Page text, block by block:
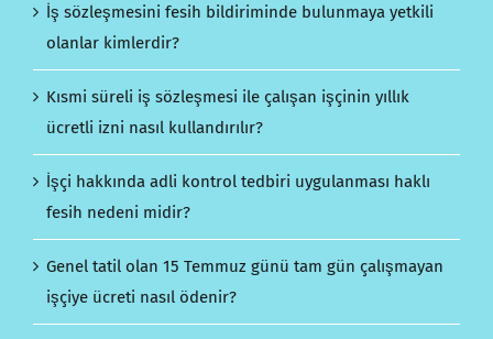
İş sözleşmesini fesih bildiriminde bulunmaya yetkili
olanlar kimlerdir?
Kısmi süreli iş sözleşmesi ile çalışan işçinin yıllık
ücretli izni nasıl kullandırılır?
İşçi hakkında adli kontrol tedbiri uygulanması haklı
fesih nedeni midir?
Genel tatil olan 15 Temmuz günü tam gün çalışmayan
işçiye ücreti nasıl ödenir?